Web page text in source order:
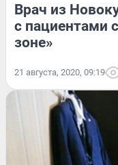
Врач из
с пациентами
зоне»
21 августа, 2020, 09:19